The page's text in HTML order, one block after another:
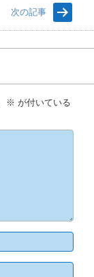
次の記事
※ が付いている